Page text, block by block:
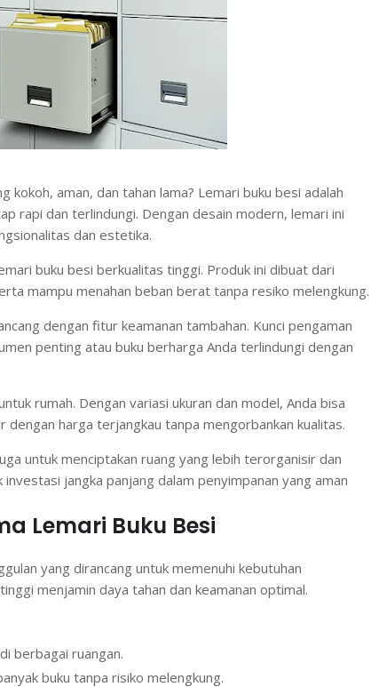
kokoh, aman, dan tahan lama? Lemari buku besi adalah
rapi dan terlindungi. Dengan desain modern, lemari ini
dan estetika.
buku besi berkualitas tinggi. Produk ini dibuat dari
mampu menahan beban berat tanpa resiko melengkung.
dengan fitur keamanan tambahan. Kunci pengaman
penting atau buku berharga Anda terlindungi dengan
rumah. Dengan variasi ukuran dan model, Anda bisa
dengan harga terjangkau tanpa mengorbankan kualitas.
untuk menciptakan ruang yang lebih terorganisir dan
jangka panjang dalam penyimpanan yang aman
Lemari Buku Besi
yang dirancang untuk memenuhi kebutuhan
menjamin daya tahan dan keamanan optimal.
berbagai ruangan.
buku tanpa risiko melengkung.